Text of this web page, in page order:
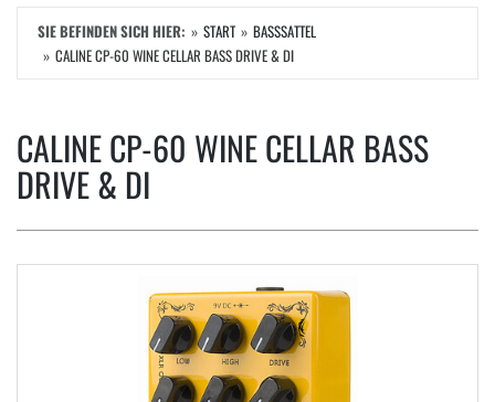
SIE BEFINDEN SICH HIER: START
BASSSATTEL
CALINE CP-60 WINE CELLAR BASS DRIVE & DI
CALINE CP-60 WINE CELLAR BASS
DRIVE & DI